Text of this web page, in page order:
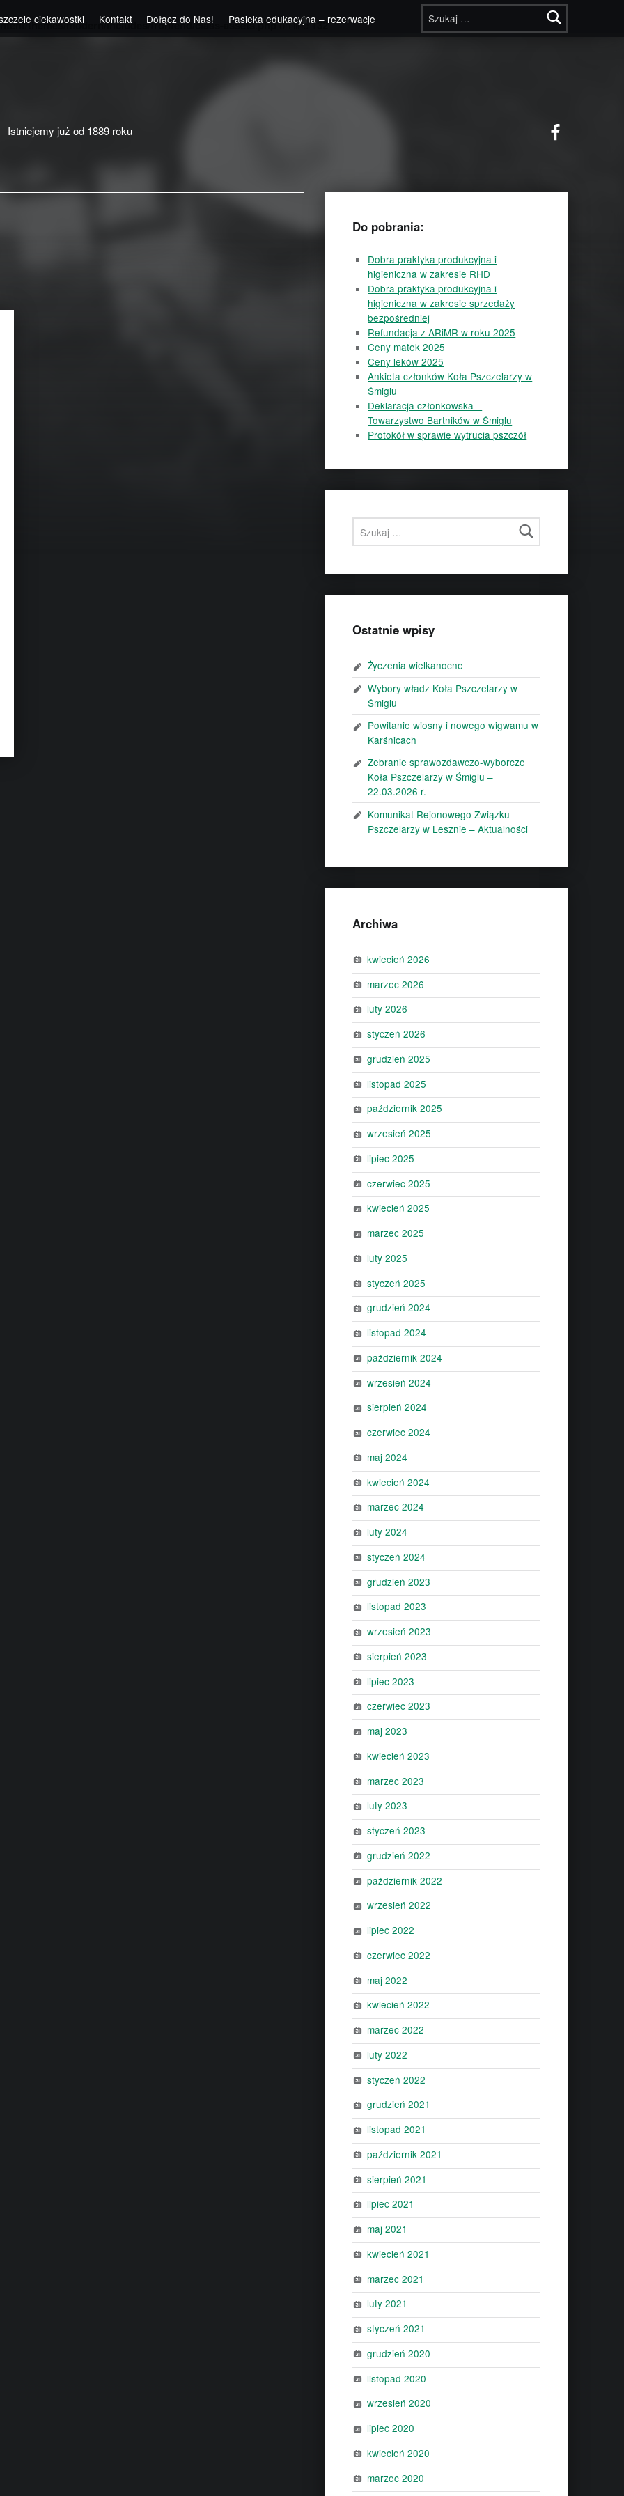
themes/modern/includes/frontend/class-assets.phpon line132
Szukaj:
ciekawostki Kontakt Dołącz do Nas! Pasieka edukacyjna – rezerwacje
Istniejemy już od 1889 roku
Do pobrania:
Dobra praktyka produkcyjna i
higieniczna w zakresie RHD
Dobra praktyka produkcyjna i
higieniczna w zakresie sprzedaży
bezpośredniej
Refundacja z ARiMR w roku 2025
Ceny matek 2025
Ceny leków 2025
Ankieta członków Koła Pszczelarzy w
Śmiglu
Deklaracja członkowska –
Towarzystwo Bartników w Śmiglu
Protokół w sprawie wytrucia pszczół
Szukaj:
Ostatnie wpisy
Życzenia wielkanocne
Wybory władz Koła Pszczelarzy w
Śmiglu
Powitanie wiosny i nowego wigwamu w
Karśnicach
Zebranie sprawozdawczo-wyborcze
Koła Pszczelarzy w Śmiglu –
22.03.2026 r.
Komunikat Rejonowego Związku
Pszczelarzy w Lesznie – Aktualności
Archiwa
kwiecień 2026
marzec 2026
luty 2026
styczeń 2026
grudzień 2025
listopad 2025
październik 2025
wrzesień 2025
lipiec 2025
czerwiec 2025
kwiecień 2025
marzec 2025
luty 2025
styczeń 2025
grudzień 2024
listopad 2024
październik 2024
wrzesień 2024
sierpień 2024
czerwiec 2024
maj 2024
kwiecień 2024
marzec 2024
luty 2024
styczeń 2024
grudzień 2023
listopad 2023
wrzesień 2023
sierpień 2023
lipiec 2023
czerwiec 2023
maj 2023
kwiecień 2023
marzec 2023
luty 2023
styczeń 2023
grudzień 2022
październik 2022
wrzesień 2022
lipiec 2022
czerwiec 2022
maj 2022
kwiecień 2022
marzec 2022
luty 2022
styczeń 2022
grudzień 2021
listopad 2021
październik 2021
sierpień 2021
lipiec 2021
maj 2021
kwiecień 2021
marzec 2021
luty 2021
styczeń 2021
grudzień 2020
listopad 2020
wrzesień 2020
lipiec 2020
kwiecień 2020
marzec 2020